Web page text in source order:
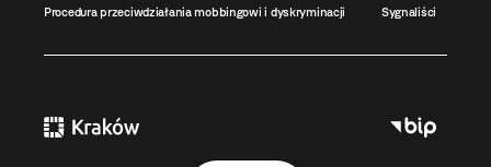
Procedura przeciwdziałania mobbingowi i dyskryminacji Sygnaliści